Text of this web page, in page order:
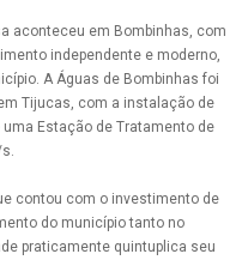
aconteceu em Bombinhas, com
independente e moderno,
A Águas de Bombinhas foi
Tijucas, com a instalação de
Estação de Tratamento de
contou com o investimento de
do município tanto no
praticamente quintuplica seu